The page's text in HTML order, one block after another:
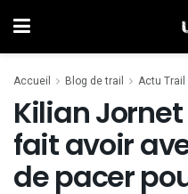
Accueil Blog de trail Actu Trail
Kilian Jornet
fait avoir
de pacer